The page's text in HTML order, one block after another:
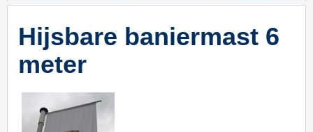
Hijsbare baniermast 6
meter